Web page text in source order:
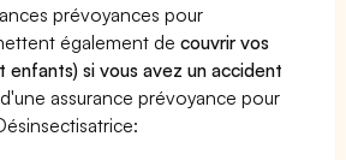
prévoyances pour
également decouvrir vos
enfants) si vous avez un accident
assurance prévoyance pour